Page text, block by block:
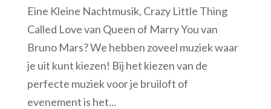
Eine Kleine Nachtmusik, Crazy Little Thing
Called Love van Queen of Marry You van
Bruno Mars? We hebben zoveel muziek waar
je uit kunt kiezen! Bij het kiezen van de
perfecte muziek voor je bruiloft of
evenement is het...